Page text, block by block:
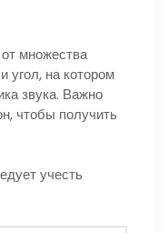
множества
угол, на котором
звука. Важно
чтобы получить
учесть